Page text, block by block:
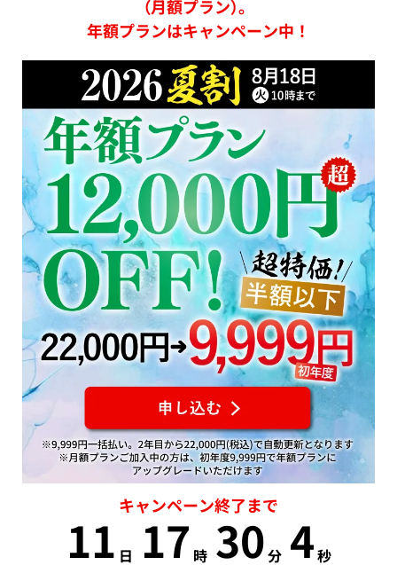
（月額プラン）。
年額プランはキャンペーン中！
キャンペーン終了まで
11 日 17 時 30分 3秒